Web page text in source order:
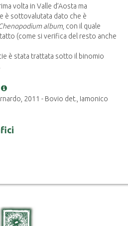
volta in Valle d’Aosta ma
è sottovalutata dato che è
album, con il quale
(come si verifica del resto anche
è stata trattata sotto il binomio
2011 - Bovio det., Iamonico